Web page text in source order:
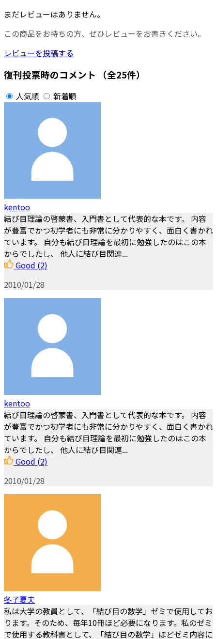
まだレビューはありません。
この商品をお持ちの方、ぜひレビューをお書きください。
レビューを投稿する
復刊投票時のコメント （全25件）
人気順 新着順
kentoo
結び目理論の啓蒙書、入門書として代表的な本です。 内容
が豊富でかつ初学者にも非常に分かりやすく、面白く書かれ
ています。 自分も結び目理論を最初に勉強したのはこの本
からでしたし、 他人に結び目関連...
Good (2)
2010/01/28
kentoo
結び目理論の啓蒙書、入門書として代表的な本です。 内容
が豊富でかつ初学者にも非常に分かりやすく、面白く書かれ
ています。 自分も結び目理論を最初に勉強したのはこの本
からでしたし、 他人に結び目関連...
Good (2)
2010/01/28
冬子夏夫
私は大学の教員として、「結び目の数学」ゼミで使用してお
ります。そのため、毎年10冊ほど必要になります。私のゼミ
で使用する教科書として、「結び目の数学」ほどゼミ内容に